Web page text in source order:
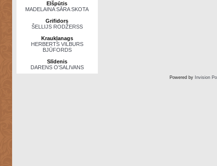
Elšpūtis
MADELAINA SĀRA SKOTA
Grifidors
ŠELLIJS RODŽERSS
Kraukļanags
HERBERTS VILBURS
BJŪFORDS
Slīdenis
DARENS O’SALIVANS
Powered by Invision